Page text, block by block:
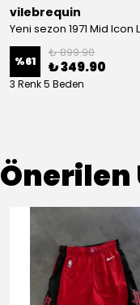
vilebrequin
%61
₺ 899.90
₺ 349.90
3 Renk 5 Beden